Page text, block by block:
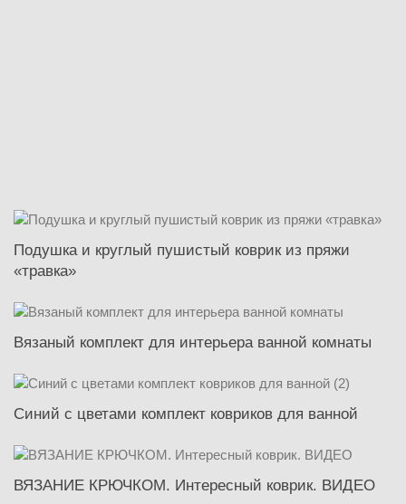
Подушка и круглый пушистый коврик из пряжи
«травка»
Вязаный комплект для интерьера ванной комнаты
Синий с цветами комплект ковриков для ванной
ВЯЗАНИЕ КРЮЧКОМ. Интересный коврик. ВИДЕО